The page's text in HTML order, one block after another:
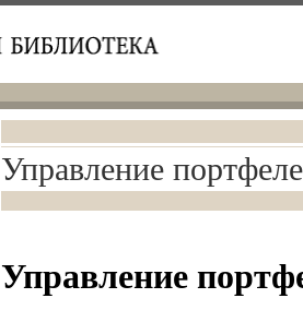
Управление
Управление